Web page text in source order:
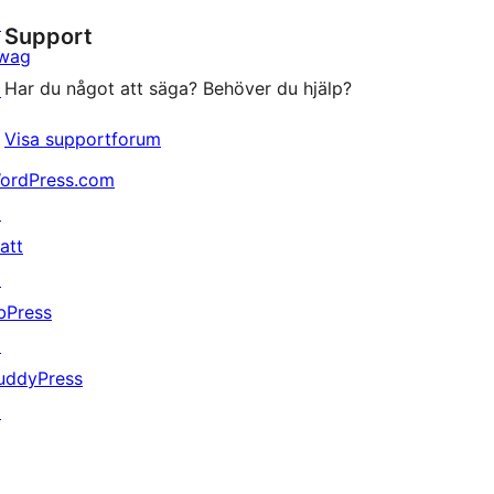
recensioner
Support
Har du något att säga? Behöver du hjälp?
Visa supportforum